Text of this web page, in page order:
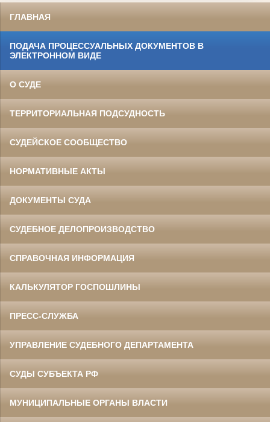
ГЛАВНАЯ
ПОДАЧА ПРОЦЕССУАЛЬНЫХ ДОКУМЕНТОВ В
ЭЛЕКТРОННОМ ВИДЕ
О СУДЕ
ТЕРРИТОРИАЛЬНАЯ ПОДСУДНОСТЬ
СУДЕЙСКОЕ СООБЩЕСТВО
НОРМАТИВНЫЕ АКТЫ
ДОКУМЕНТЫ СУДА
СУДЕБНОЕ ДЕЛОПРОИЗВОДСТВО
СПРАВОЧНАЯ ИНФОРМАЦИЯ
КАЛЬКУЛЯТОР ГОСПОШЛИНЫ
ПРЕСС-СЛУЖБА
УПРАВЛЕНИЕ СУДЕБНОГО ДЕПАРТАМЕНТА
СУДЫ СУБЪЕКТА РФ
МУНИЦИПАЛЬНЫЕ ОРГАНЫ ВЛАСТИ